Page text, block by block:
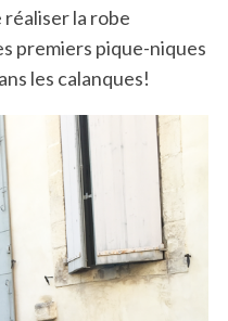
la robe
premiers pique-niques
les calanques!